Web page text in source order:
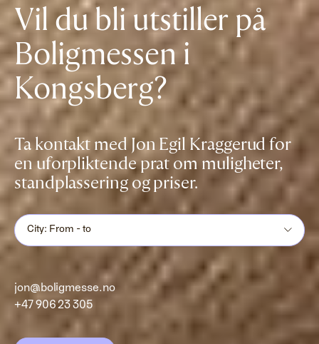
Vil du bli utstiller på
Boligmessen i
Kongsberg?
Ta kontakt med Jon Egil Kraggerud for
en uforpliktende prat om muligheter,
standplassering og priser.
City: From - to
jon@boligmesse.no
+47 906 23 305